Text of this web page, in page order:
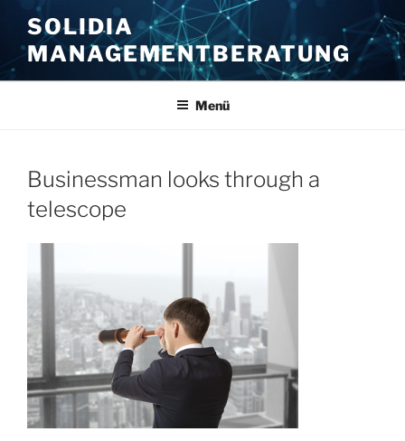
Inhalt
springen
SOLIDIA
MANAGEMENTBERATUNG
Menü
Businessman looks through a
telescope